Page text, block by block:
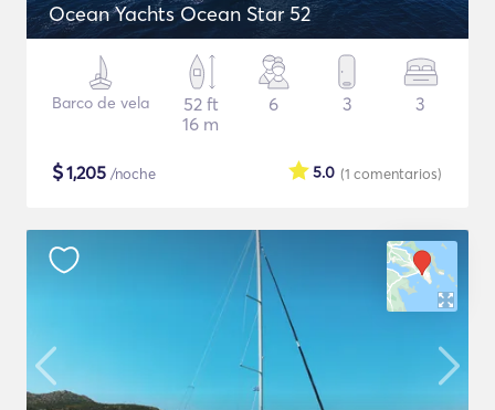
Ocean Yachts Ocean Star 52
Barco de vela
52 ft
16 m
6 3 3
$1,205 /noche (1 comentarios)
5.0